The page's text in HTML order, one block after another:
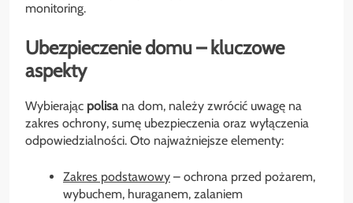
monitoring.
Ubezpieczenie domu – kluczowe
aspekty
Wybierając polisana dom, należy zwrócić uwagę na
zakres ochrony, sumę ubezpieczenia oraz wyłączenia
odpowiedzialności. Oto najważniejsze elementy:
Zakres podstawowy – ochrona przed pożarem,
wybuchem, huraganem, zalaniem